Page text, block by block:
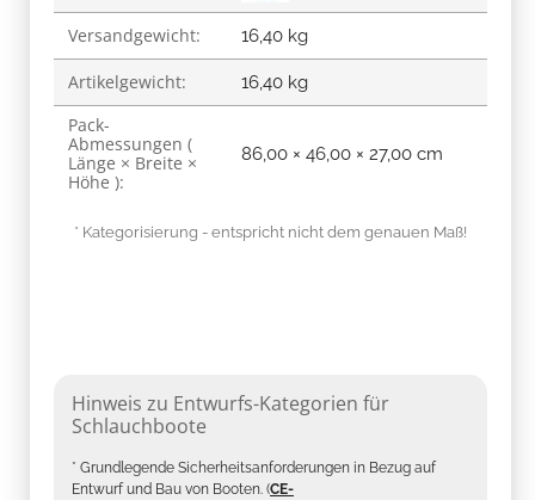
Versandgewicht: 16,40 kg
Artikelgewicht: 16,40 kg
Pack-
Abmessungen (
Länge × Breite ×
Höhe ):
86,00 × 46,00 × 27,00 cm
* Kategorisierung - entspricht nicht dem genauen Maß!
Hinweis zu Entwurfs-Kategorien für
Schlauchboote
* Grundlegende Sicherheitsanforderungen in Bezug auf
Entwurf und Bau von Booten. (CE-